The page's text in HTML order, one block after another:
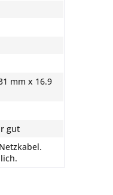
mm x 16.9
gut